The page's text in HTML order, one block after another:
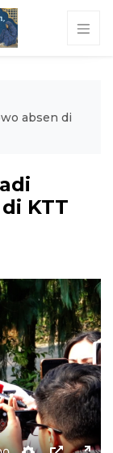
absen di
KTT